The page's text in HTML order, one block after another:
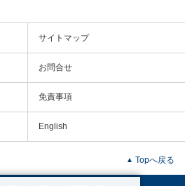
サイトマップ
お問合せ
免責事項
English
Topへ戻る